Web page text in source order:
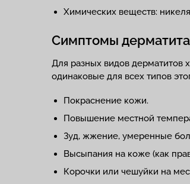
Химических веществ:
Симптомы дерматита
Для разных видов дерматитов
одинаковые для всех типов
Покраснение кожи.
Повышение местной
Зуд, жжение, умеренные
Высыпания на коже (как
Корочки или чешуйки на